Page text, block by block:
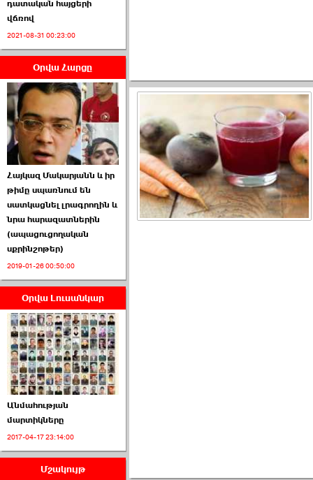
Ամենաշատը էսօրվանից
էի վախենում.Նիկոլայ
Եղիազարյան ›››
2026-07-05 23:19:00
ՏԵՍԱՆՅՈՒԹ․ Ի՞նչ
իրավիճակ է այս ›››
2026-07-04 10:40:00
Սահմանադրական
դատարանը մերժեց ›››
2026-07-02 00:39:00
ՈՒՂԻՂ․ ԱԺ-ն
Կառավարության ›››
դատական հայցերի
վճռով
2021-08-31 00:23:00
Օրվա Հարցը
Հայկազ Մակարյանն և իր
թիմը սպառնում են
սատկացնել լրագրողին և
նրա հարազատներին
(ապացուցողական
սքրինշոթեր)
2019-01-26 00:50:00
Օրվա Լուսանկար
Անմահության
մարտիկները
2017-04-17 23:14:00
Մշակույթ